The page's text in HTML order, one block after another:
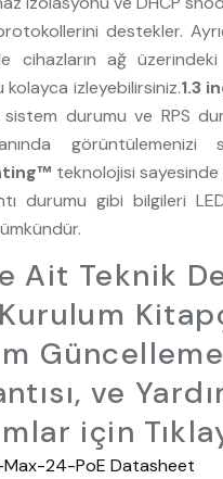
destekler.
cihazların ağ
kolayca izleyebilirsiniz.1.3
sistem durumu ve RPS
görüntülemenizi
teknolojisi sayesinde
durumu gibi bilgileri
Ait Teknik
Kurulum
Güncelleme
ve
için
Max-24-PoE Datasheet